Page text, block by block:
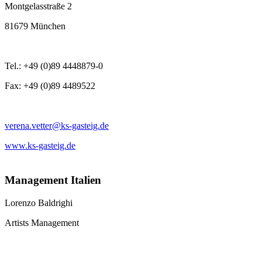
Montgelasstraße 2
81679 München
Tel.: +49 (0)89 4448879-0
Fax: +49 (0)89 4489522
verena.vetter@ks-gasteig.de
www.ks-gasteig.de
Management Italien
Lorenzo Baldrighi
Artists Management